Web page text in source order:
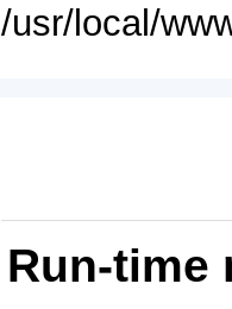
/usr/local/
Run-time